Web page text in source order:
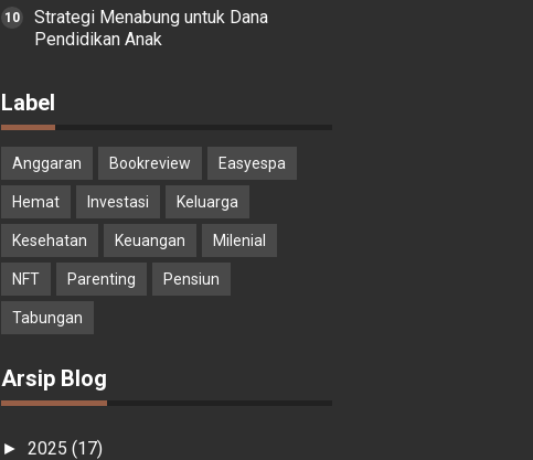
Strategi Menabung untuk Dana
Pendidikan Anak
Label
Anggaran Bookreview Easyespa
Hemat Investasi Keluarga
Kesehatan Keuangan Milenial
NFT Parenting Pensiun
Tabungan
Arsip Blog
► 2025 (17)